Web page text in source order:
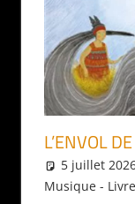
L’ENVOL
5 juillet
Musique -